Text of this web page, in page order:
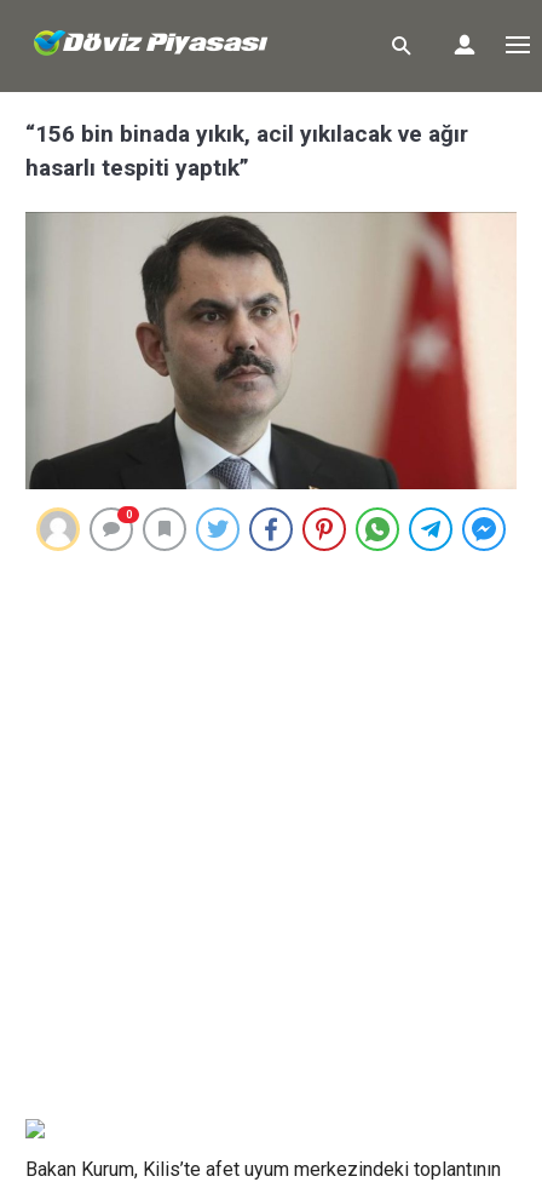
“156 bin binada yıkık, acil yıkılacak ve ağır
hasarlı tespiti yaptık”
0
Bakan Kurum, Kilis’te afet uyum merkezindeki toplantının